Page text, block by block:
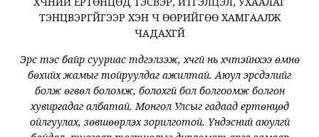
ТЭНЦВЭРГҮЙГЭЭР ХЭН Ч ӨӨРИЙГӨӨ ХАМГААЛЖ
ЧАДАХГҮЙ
Эрс тэс байр сууриас түдгэлзэж, хүчгүй нь хүчтэйнхээ өмнө
бөхийх жамыг тойруулдаг ажилтай. Аюул эрсдэлийг
болж өгвөл боломж, болохгүй бол болгоомж болгон
хувиргадаг албатай. Монгол Улсыг гадаад ертөнцөд
ойлгуулах, зөвшөөрүүлэх зорилготой. Үндэсний аюулгүй